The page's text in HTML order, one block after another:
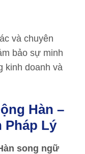
và chuyên
bảo sự minh
kinh doanh và
Hàn –
Pháp Lý
song ngữ